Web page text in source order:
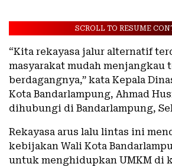
SCROLL TO RESUME
“Kita rekayasa jalur alternatif
masyarakat mudah menjangkau
berdagangnya,” kata Kepala
Kota Bandarlampung, Ahmad
dihubungi di Bandarlampung,
Rekayasa arus lalu lintas ini
kebijakan Wali Kota
untuk menghidupkan UMKM di